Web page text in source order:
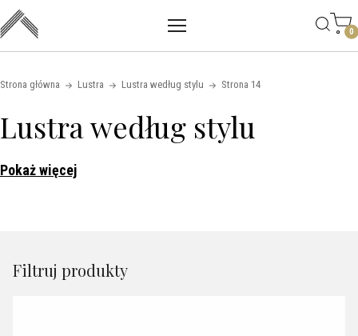
Skip to content
Main mobile navigation
0
Strona główna Lustra Lustra według stylu Strona 14
Lustra według stylu
Pokaż więcej
Filtruj produkty